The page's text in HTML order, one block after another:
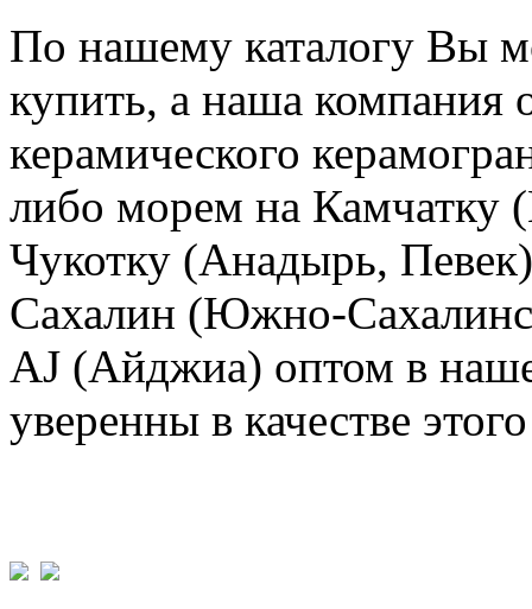
По нашему каталогу Вы
купить, а наша компания
керамического
либо морем на Камчатку
Чукотку (Анадырь,
Сахалин (Южно-
AJ (Айджиа) оптом в
уверенны в качестве